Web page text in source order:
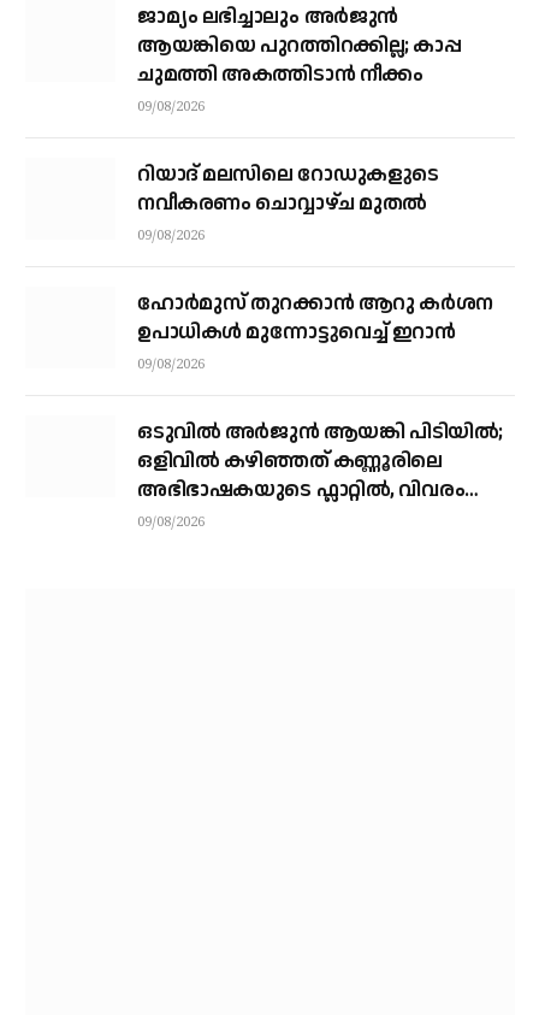
ജാമ്യം ലഭിച്ചാലും അര്‍ജുന്‍
ആയങ്കിയെ പുറത്തിറക്കില്ല; കാപ്പ
ചുമത്തി അകത്തിടാന്‍ നീക്കം
09/08/2026
റിയാദ് മലസിലെ റോഡുകളുടെ
നവീകരണം ചൊവ്വാഴ്ച മുതല്‍
09/08/2026
ഹോർമുസ് തുറക്കാൻ ആറു കർശന
ഉപാധികൾ മുന്നോട്ടുവെച്ച് ഇറാൻ
09/08/2026
ഒടുവിൽ അർജുൻ ആയങ്കി പിടിയിൽ;
ഒളിവിൽ കഴിഞ്ഞത് കണ്ണൂരിലെ
അഭിഭാഷകയുടെ ഫ്ലാറ്റിൽ, വിവരം
നൽകിയത് ഓട്ടോ ഡ്രൈവർ
09/08/2026